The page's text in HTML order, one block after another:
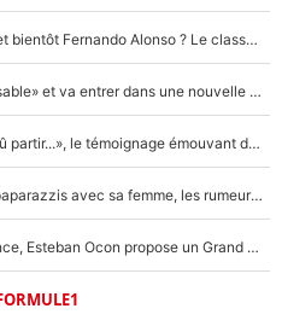
Max Verstappen, Lewis Hamilton… et bientôt Fernando Alonso ? Le classement des pilotes les mieux payés en Formule 1 risque de changer !
F1 - Alpine signe un accord «impensable» et va entrer dans une nouvelle dimension : Grande nouvelle pour Pierre Gasly !
F1 : « Je lui ai fait un câlin, puis j’ai dû partir...», le témoignage émouvant de Max Verstappen sur sa fille
F1 : Charles Leclerc surpris par les paparazzis avec sa femme, les rumeurs étaient vraies !
Comme pour le final du Tour de France, Esteban Ocon propose un Grand Prix de Formule 1 à Paris : «Autour de l’Arc de Triomphe, ce serait génial» !